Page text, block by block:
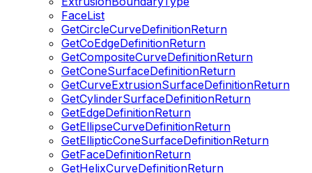
FaceList
GetCircleCurveDefinitionReturn
GetCoEdgeDefinitionReturn
GetCompositeCurveDefinitionReturn
GetConeSurfaceDefinitionReturn
GetCurveExtrusionSurfaceDefinitionReturn
GetCylinderSurfaceDefinitionReturn
GetEdgeDefinitionReturn
GetEllipseCurveDefinitionReturn
GetEllipticConeSurfaceDefinitionReturn
GetFaceDefinitionReturn
GetHelixCurveDefinitionReturn